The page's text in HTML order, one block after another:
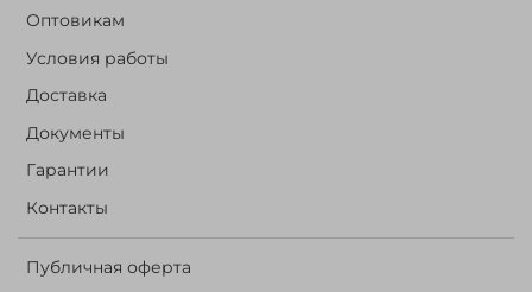
Оптовикам
Условия работы
Доставка
Документы
Гарантии
Контакты
Публичная оферта